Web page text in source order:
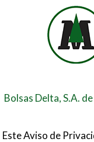
Bolsas Delta, S.A.
Este Aviso de